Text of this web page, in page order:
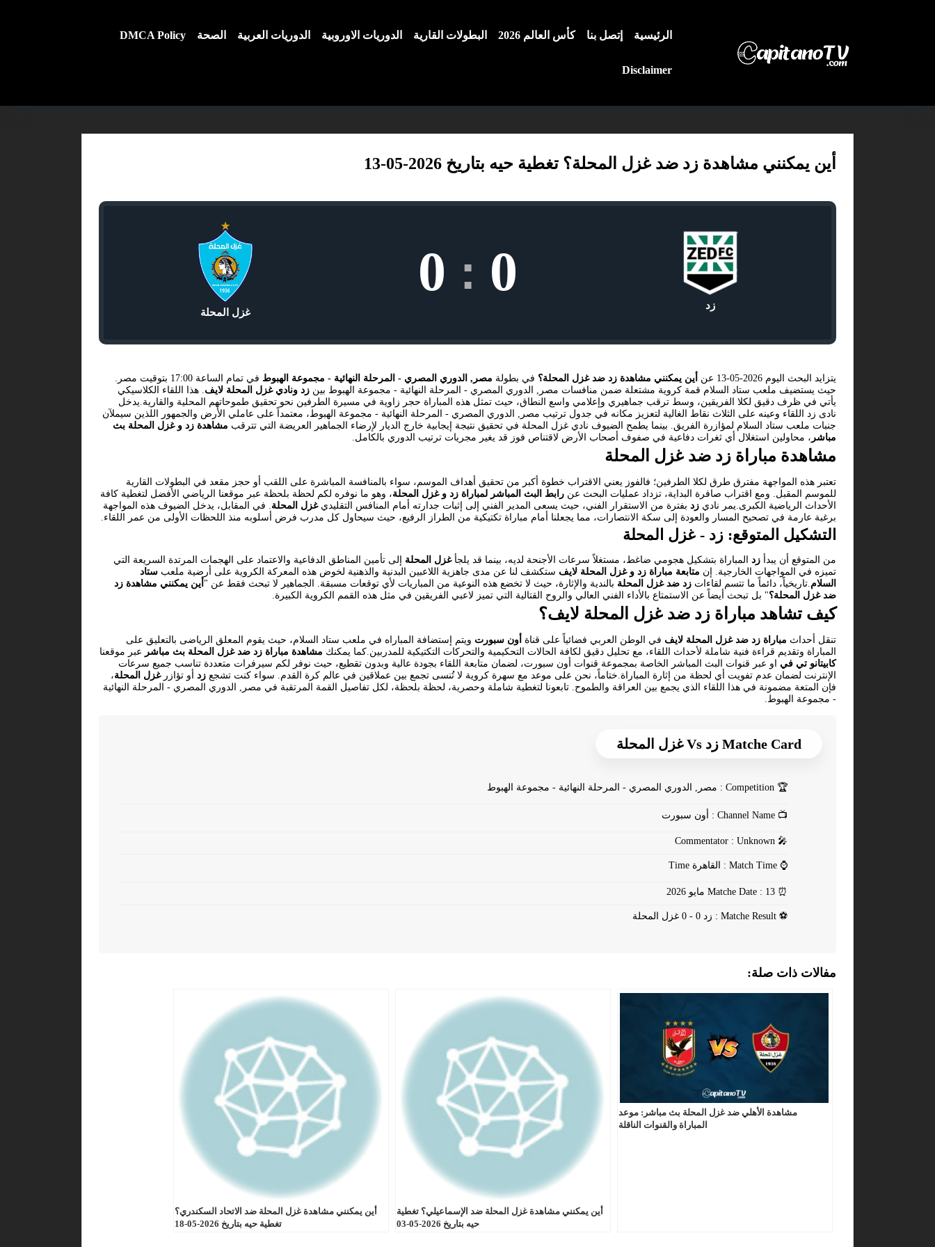
الرئيسية إتصل بنا كأس العالم 2026 البطولات القارية الدوريات الاوروبية الدوريات العربية الصحة DMCA Policy
Disclaimer
أين يمكنني مشاهدة زد ضد غزل المحلة؟ تغطية حيه بتاريخ 2026-05-13
زد
0
:
0
غزل المحلة
يتزايد البحث اليوم 2026-05-13 عن أين يمكنني مشاهدة زد ضد غزل المحلة؟ في بطولة مصر, الدوري المصري - المرحلة النهائية - مجموعة الهبوط
في تمام الساعة 17:00 بتوقيت مصر.
حيث يستضيف ملعب ستاد السلام قمة كروية مشتعلة ضمن منافسات مصر, الدوري المصري - المرحلة النهائية - مجموعة الهبوط بين زد ونادي غزل المحلة لايف. هذا اللقاء الكلاسيكي
يأتي في ظرف دقيق لكلا الفريقين، وسط ترقب جماهيري وإعلامي واسع النطاق، حيث تمثل هذه المباراة حجر زاوية في مسيرة الطرفين نحو تحقيق طموحاتهم المحلية والقارية.يدخل
نادى زد اللقاء وعينه على الثلاث نقاط الغالية لتعزيز مكانه في جدول ترتيب مصر, الدوري المصري - المرحلة النهائية - مجموعة الهبوط، معتمداً على عاملي الأرض والجمهور اللذين سيملآن
جنبات ملعب ستاد السلام لمؤازرة الفريق. بينما يطمح الضيوف نادي غزل المحلة في تحقيق نتيجة إيجابية خارج الديار لإرضاء الجماهير العريضة التي تترقب مشاهدة زد و غزل المحلة بث
مباشر ، محاولين استغلال أي ثغرات دفاعية في صفوف أصحاب الأرض لاقتناص فوز قد يغير مجريات ترتيب الدوري بالكامل.
مشاهدة مباراة زد ضد غزل المحلة
تعتبر هذه المواجهة مفترق طرق لكلا الطرفين؛ فالفوز يعني الاقتراب خطوة أكبر من تحقيق أهداف الموسم، سواء بالمنافسة المباشرة على اللقب أو حجز مقعد في البطولات القارية
للموسم المقبل. ومع اقتراب صافرة البداية، تزداد عمليات البحث عن رابط البث المباشر لمباراة زد و غزل المحلة، وهو ما نوفره لكم لحظة بلحظة عبر موقعنا الرياضي الأفضل لتغطية كافة
الأحداث الرياضية الكبرى.يمر نادي زد بفترة من الاستقرار الفني، حيث يسعى المدير الفني إلى إثبات جدارته أمام المنافس التقليديغزل المحلة. في المقابل، يدخل الضيوف هذه المواجهة
برغبة عارمة في تصحيح المسار والعودة إلى سكة الانتصارات، مما يجعلنا أمام مباراة تكتيكية من الطراز الرفيع، حيث سيحاول كل مدرب فرض أسلوبه منذ اللحظات الأولى من عمر اللقاء.
التشكيل المتوقع: زد - غزل المحلة
من المتوقع أن يبدأ زد المباراة بتشكيل هجومي ضاغط، مستغلاً سرعات الأجنحة لديه، بينما قد يلجأغزل المحلة إلى تأمين المناطق الدفاعية والاعتماد على الهجمات المرتدة السريعة التي
تميزه في المواجهات الخارجية. إن متابعة مباراة زد و غزل المحلة لايف ستكشف لنا عن مدى جاهزية اللاعبين البدنية والذهنية لخوض هذه المعركة الكروية على أرضية ملعب ستاد
السلام.تاريخياً، دائماً ما تتسم لقاءات زد ضد غزل المحلة بالندية والإثارة، حيث لا تخضع هذه النوعية من المباريات لأي توقعات مسبقة. الجماهير لا تبحث فقط عن " أين يمكنني مشاهدة زد
ضد غزل المحلة؟" بل تبحث أيضاً عن الاستمتاع بالأداء الفني العالي والروح القتالية التي تميز لاعبي الفريقين في مثل هذه القمم الكروية الكبيرة.
كيف تشاهد مباراة زد ضد غزل المحلة لايف؟
تنقل أحداث مباراة زد ضد غزل المحلة لايف في الوطن العربي فضائياً على قناة أون سبورت ويتم إستضافة المباراه في ملعب ستاد السلام، حيث يقوم المعلق الرياضى بالتعليق على
المباراة وتقديم قراءة فنية شاملة لأحداث اللقاء، مع تحليل دقيق لكافة الحالات التحكيمية والتحركات التكتيكية للمدربين.كما يمكنك مشاهدة مباراة زد ضد غزل المحلة بث مباشر عبر موقعنا
كابيتانو تي في او عبر قنوات البث المباشر الخاصة بمجموعة قنوات أون سبورت، لضمان متابعة اللقاء بجودة عالية وبدون تقطيع، حيث نوفر لكم سيرفرات متعددة تناسب جميع سرعات
الإنترنت لضمان عدم تفويت أي لحظة من إثارة المباراة.ختاماً، نحن على موعد مع سهرة كروية لا تُنسى تجمع بين عملاقين في عالم كرة القدم. سواء كنت تشجع زد أو تؤازرغزل المحلة،
فإن المتعة مضمونة في هذا اللقاء الذي يجمع بين العراقة والطموح. تابعونا لتغطية شاملة وحصرية، لحظة بلحظة، لكل تفاصيل القمة المرتقبة في مصر, الدوري المصري - المرحلة النهائية
- مجموعة الهبوط.
Matche Card زد Vs غزل المحلة
🏆
📺
🎤
⌚
⏰
⚽
مفالات ذات صلة:
مشاهدة الأهلي ضد غزل المحلة بث مباشر: موعد
المباراة والقنوات الناقلة
أين يمكنني مشاهدة غزل المحلة ضد الإسماعيلي؟ تغطية
حيه بتاريخ 2026-05-03
أين يمكنني مشاهدة غزل المحلة ضد الاتحاد السكندري؟
تغطية حيه بتاريخ 2026-05-18